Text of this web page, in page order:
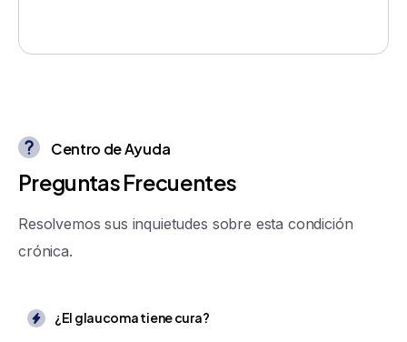
Centro de Ayuda
PreguntasFrecuentes
Resolvemos sus inquietudes sobre esta condición
crónica.
¿El glaucoma tiene cura?